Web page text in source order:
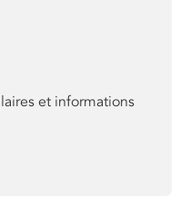
et informations